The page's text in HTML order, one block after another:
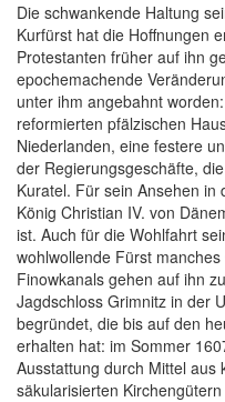
Die schwankende Haltung
Kurfürst hat die Hoffnungen
Protestanten früher auf ihn
epochemachende
unter ihm angebahnt
reformierten pfälzischen
Niederlanden, eine festere
der Regierungsgeschäfte,
Kuratel. Für sein Ansehen
König Christian IV. von
ist. Auch für die Wohlfahrt
wohlwollende Fürst
Finowkanals gehen auf ihn
Jagdschloss Grimnitz in der
begründet, die bis auf den
erhalten hat: im Sommer
Ausstattung durch Mittel aus
säkularisierten